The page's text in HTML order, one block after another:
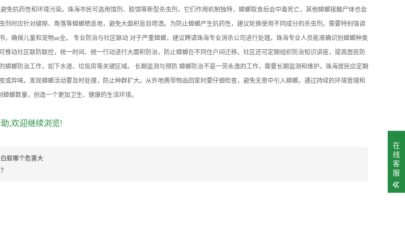
免抗药性和环境污染。珠海市民可选用饵剂、胶饵等新型杀虫剂，它们作用机制独特，蟑螂取食后会中毒死亡，其他蟑螂接触尸体也会
剂时应针对缝隙、角落等蟑螂栖息地，避免大面积盲目喷洒。为防止蟑螂产生抗药性，建议轮换使用不同成分的杀虫剂。需要特别强调
，确保儿童和宠物an全。 专业防治与社区联动 对于严重蟑螂，建议聘请珠海专业消杀公司进行处理。珠海专业人员能准确识别蟑螂种类
推动社区联防联控，统一时间、统一行动进行大面积防治，防止蟑螂在不同住户间迁移。社区还可定期组织防治知识讲座，提高居民防
蟑螂防治工作，如下水道、垃圾房等关键区域。 长期监测与预防 蟑螂防治不是一劳永逸的工作，需要长期监测和维护。珠海居民应定期
或异味。发现蟑螂活动要及时处理，防止种群扩大。从外地携带物品回家时要仔细检查，避免无意中引入蟑螂。通过持续的环境管理和
螂数量，创造一个更加卫生、健康的生活环境。
,欢迎继续浏览!
蚁哪个危害大
在
线
客
服